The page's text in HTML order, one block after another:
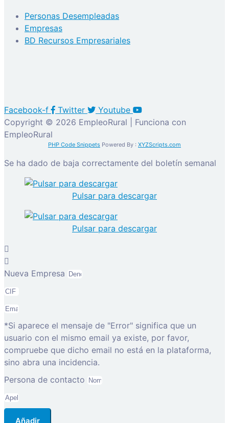
Personas Desempleadas
Empresas
BD Recursos Empresariales
Facebook-f Twitter
Youtube
Copyright © 2026 EmpleoRural | Funciona con
EmpleoRural
PHP Code Snippets Powered By : XYZScripts.com
Se ha dado de baja correctamente del boletín semanal
Pulsar para descargar
Pulsar para descargar
Nueva Empresa
*Si aparece el mensaje de "Error" significa que un
usuario con el mismo email ya existe, por favor,
compruebe que dicho email no está en la plataforma,
sino abra una incidencia.
Persona de contacto
Añadir